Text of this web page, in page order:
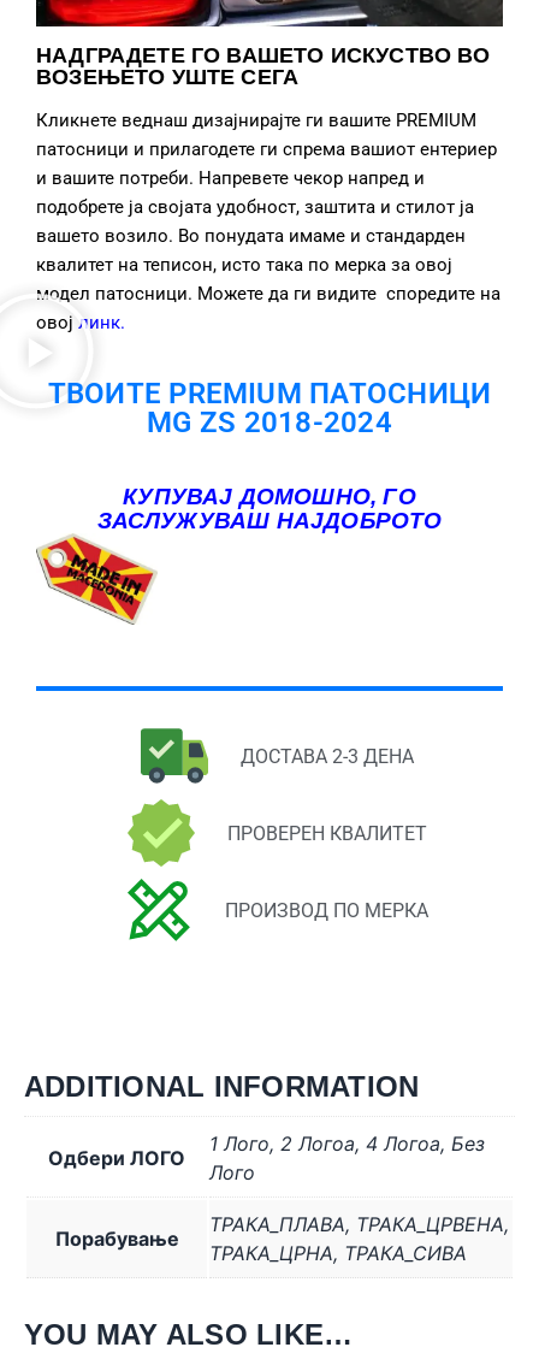
НАДГРАДЕТЕ ГО ВАШЕТО ИСКУСТВО ВО
ВОЗЕЊЕТО УШТЕ СЕГА
Кликнете веднаш дизајнирајте ги вашите PREMIUM
патосници и прилагодете ги спрема вашиот ентериер
и вашите потреби. Напревете чекор напред и
подобрете ја својата удобност, заштита и стилот ја
вашето возило. Во понудата имаме и стандарден
квалитет на теписон, исто така по мерка за овој
модел патосници. Можете да ги видите споредите на
овој линк.
ТВОИТЕ PREMIUM ПАТОСНИЦИ
MG ZS 2018-2024
КУПУВАЈ ДОМОШНО, ГО
ЗАСЛУЖУВАШ НАЈДОБРОТО
ДОСТАВА 2-3 ДЕНА
ПРОВЕРЕН КВАЛИТЕТ
ПРОИЗВОД ПО МЕРКА
ADDITIONAL INFORMATION
Одбери ЛОГО
1 Лого, 2 Логоa, 4 Логоa, Без
Лого
Порабување
ТРАКА_ПЛАВА, ТРАКА_ЦРВЕНА,
ТРАКА_ЦРНА, ТРАКА_СИВА
YOU MAY ALSO LIKE…